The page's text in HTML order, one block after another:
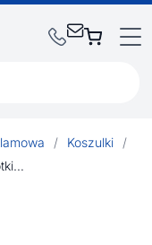
/ Koszulki
/
Detroit sportowa koszulka dziecięca z krótkim rękawem 130 g/m²